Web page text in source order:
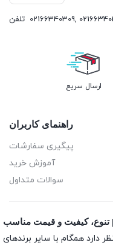
02166340309,
ارسال سریع
راهنمای کاربران
پیگیری سفارشات
آموزش خرید
سوالات متداول
تنوع، کیفیت و قیمت مناسب
همگام با سایر برندهای